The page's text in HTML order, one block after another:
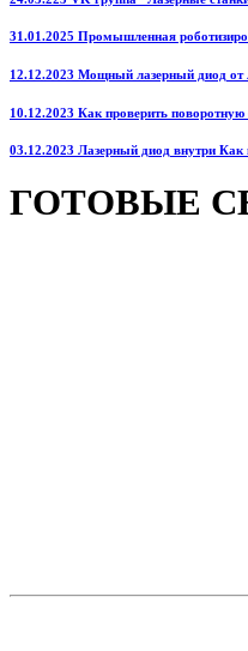
31.01.2025 Промышленная
12.12.2023 Мощный лазерный диод от
10.12.2023 Как проверить поворотную
03.12.2023 Лазерный диод внутри Как
ГОТОВЫЕ